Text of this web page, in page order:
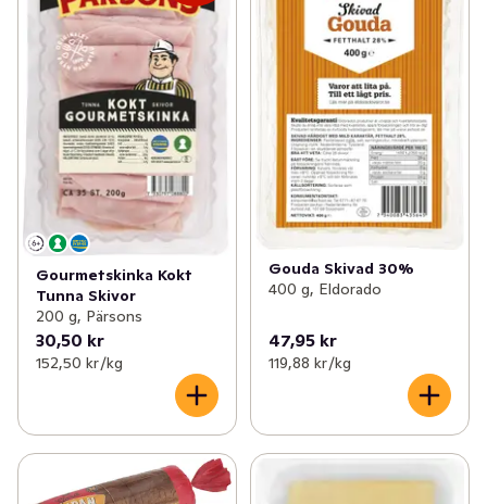
Gourmetskinka Kokt
Tunna Skivor
200 g, Pärsons
30,50 kr
152,50 kr /kg
Gouda Skivad 30%
400 g, Eldorado
47,95 kr
119,88 kr /kg